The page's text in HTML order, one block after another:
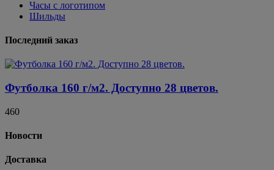
Часы с логотипом
Шильды
Последний заказ
Футболка 160 г/м2. Доступно 28 цветов.
460
Новости
Доставка